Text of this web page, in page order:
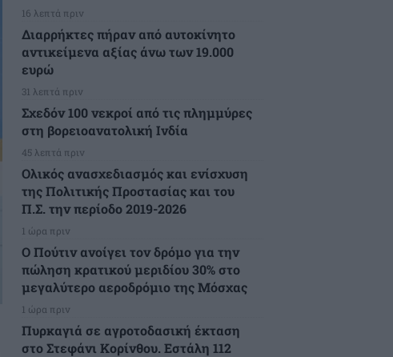
16 λεπτά πριν
Διαρρήκτες πήραν από αυτοκίνητο
αντικείμενα αξίας άνω των 19.000
ευρώ
31 λεπτά πριν
Σχεδόν 100 νεκροί από τις πλημμύρες
στη βορειοανατολική Ινδία
45 λεπτά πριν
Ολικός ανασχεδιασμός και ενίσχυση
της Πολιτικής Προστασίας και του
Π.Σ. την περίοδο 2019-2026
1 ώρα πριν
Ο Πούτιν ανοίγει τον δρόμο για την
πώληση κρατικού μεριδίου 30% στο
μεγαλύτερο αεροδρόμιο της Μόσχας
1 ώρα πριν
Πυρκαγιά σε αγροτοδασική έκταση
στο Στεφάνι Κορίνθου. Εστάλη 112